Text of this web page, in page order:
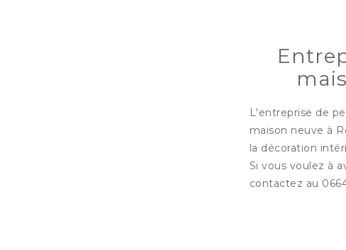
L'entreprise de
maison neuve à
la décoration
Si vous voulez à
contactez au